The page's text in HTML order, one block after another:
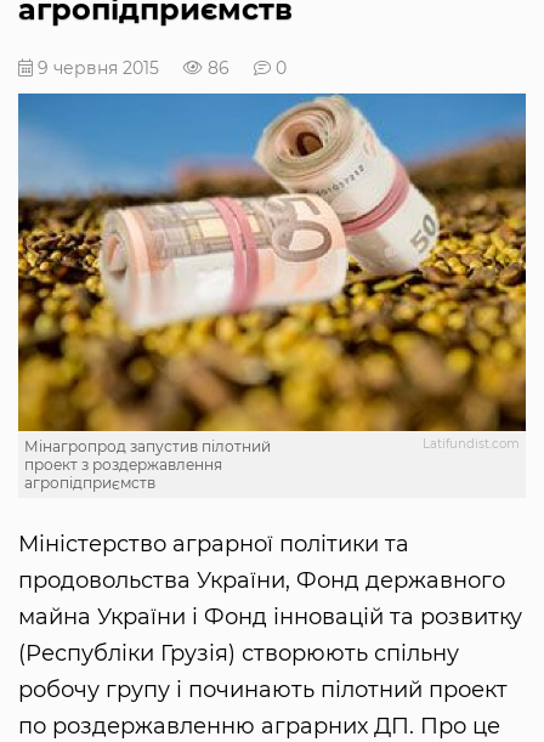
агропідприємств
9 червня 2015 86 0
Latifundist.com
Мінагропрод запустив пілотний
проект з роздержавлення
агропідприємств
Міністерство аграрної політики та
продовольства України, Фонд державного
майна України і Фонд інновацій та розвитку
(Республіки Грузія) створюють спільну
робочу групу і починають пілотний проект
по роздержавленню аграрних ДП. Про це